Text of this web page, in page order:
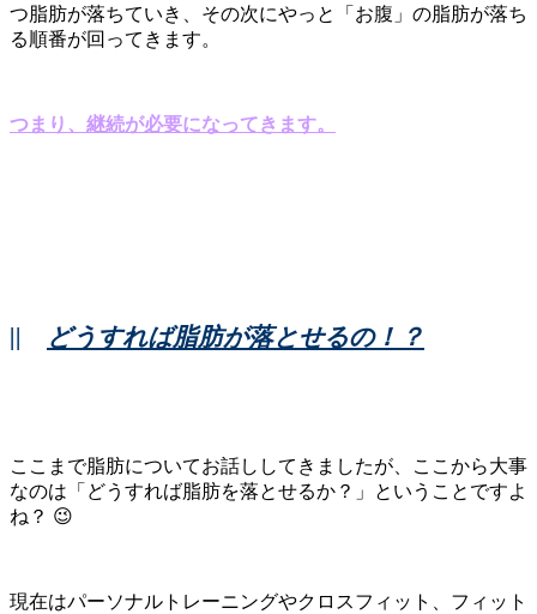
つ脂肪が落ちていき、その次にやっと「お腹」の脂肪が落ち
る順番が回ってきます。
つまり、継続が必要になってきます。
|| どうすれば脂肪が落とせるの！？
ここまで脂肪についてお話ししてきましたが、ここから大事
なのは「どうすれば脂肪を落とせるか？」ということですよ
ね？ 😉
現在はパーソナルトレーニングやクロスフィット、フィット